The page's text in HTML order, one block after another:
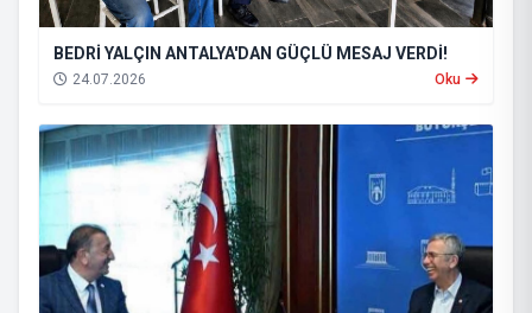
BEDRİ YALÇIN ANTALYA'DAN GÜÇLÜ MESAJ VERDİ!
24.07.2026 Oku